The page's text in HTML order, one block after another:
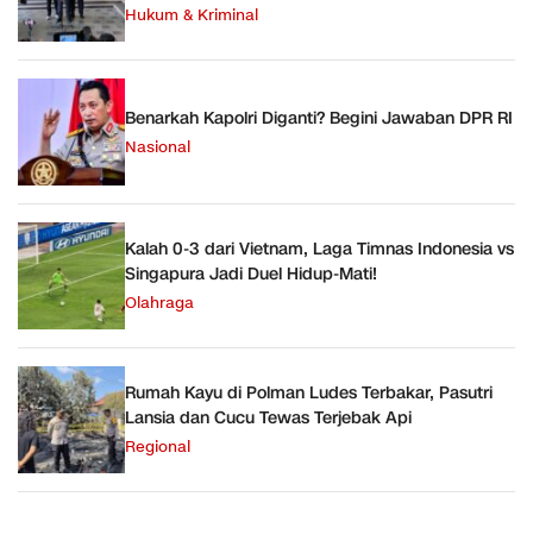
Hukum & Kriminal
Benarkah Kapolri Diganti? Begini Jawaban DPR RI
Nasional
Kalah 0-3 dari Vietnam, Laga Timnas Indonesia vs
Singapura Jadi Duel Hidup-Mati!
Olahraga
Rumah Kayu di Polman Ludes Terbakar, Pasutri
Lansia dan Cucu Tewas Terjebak Api
Regional